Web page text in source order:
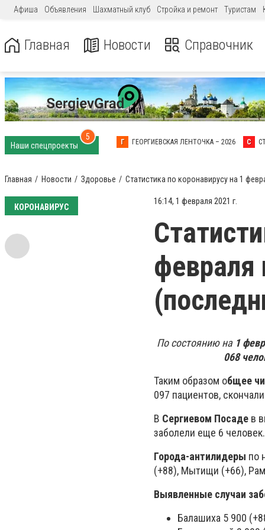
Афиша Объявления Шахматный клуб Стройка и ремонт Туристам
Главная Новости Справочник
Наши спецпроекты
5
Г ГЕОРГИЕВСКАЯ ЛЕНТОЧКА – 2026 С
Главная Новости Здоровье Статистика по коронавирусу на 1
КОРОНАВИРУС
16:14, 1 февраля 2021 г.
февраля
По состоянию на 1
068
Таким образом общее
097 пациентов,
В Сергиевом Посаде в
заболели еще 6
Города-антилидеры по
(+88), Мытищи (+66),
Выявленные случаи
Балашиха 5 900